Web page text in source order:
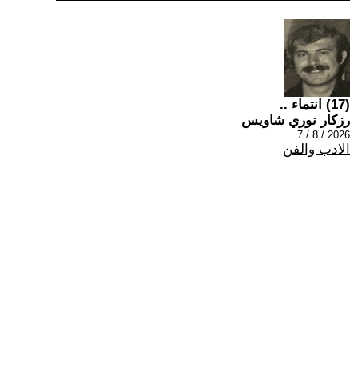
(17) انتماء ..
رزكار نوري شاويس
2026 / 8 / 7
الادب والفن